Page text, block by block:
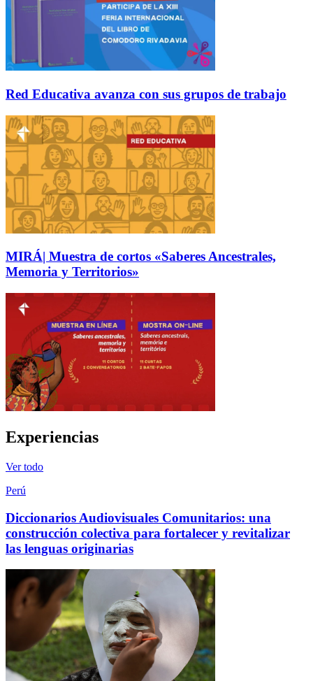
Red Educativa avanza con sus grupos de trabajo
MIRÁ| Muestra de cortos «Saberes Ancestrales,
Memoria y Territorios»
Experiencias
Ver todo
Perú
Diccionarios Audiovisuales Comunitarios: una
construcción colectiva para fortalecer y revitalizar
las lenguas originarias